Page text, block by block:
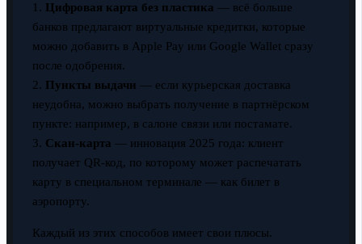
1. Цифровая карта без пластика — всё больше
банков предлагают виртуальные кредитки, которые
можно добавить в Apple Pay или Google Wallet сразу
после одобрения.
2. Пункты выдачи — если курьерская доставка
неудобна, можно выбрать получение в партнёрском
пункте: например, в салоне связи или постамате.
3. Скан-карта — инновация 2025 года: клиент
получает QR-код, по которому может распечатать
карту в специальном терминале — как билет в
аэропорту.
Каждый из этих способов имеет свои плюсы.